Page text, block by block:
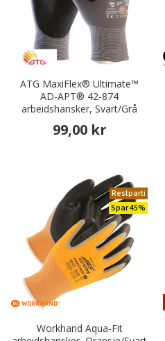
ATG MaxiFlex® Ultimate™
AD-APT® 42-874
arbeidshansker, Svart/Grå
99,00 kr
Restparti
Spar 45%
Workhand Aqua-Fit